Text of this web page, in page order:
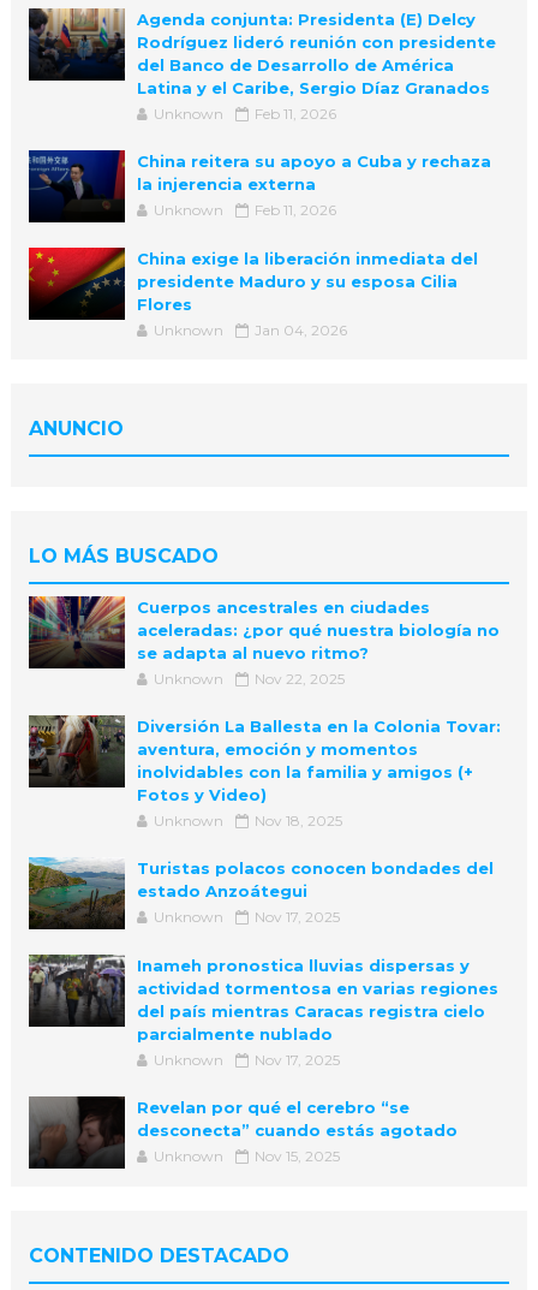
Agenda conjunta: Presidenta (E) Delcy
Rodríguez lideró reunión con presidente
del Banco de Desarrollo de América
Latina y el Caribe, Sergio Díaz Granados
Unknown Feb 11, 2026
China reitera su apoyo a Cuba y rechaza
la injerencia externa
Unknown Feb 11, 2026
China exige la liberación inmediata del
presidente Maduro y su esposa Cilia
Flores
Unknown Jan 04, 2026
ANUNCIO
LO MÁS BUSCADO
Cuerpos ancestrales en ciudades
aceleradas: ¿por qué nuestra biología no
se adapta al nuevo ritmo?
Unknown Nov 22, 2025
Diversión La Ballesta en la Colonia Tovar:
aventura, emoción y momentos
inolvidables con la familia y amigos (+
Fotos y Video)
Unknown Nov 18, 2025
Turistas polacos conocen bondades del
estado Anzoátegui
Unknown Nov 17, 2025
Inameh pronostica lluvias dispersas y
actividad tormentosa en varias regiones
del país mientras Caracas registra cielo
parcialmente nublado
Unknown Nov 17, 2025
Revelan por qué el cerebro “se
desconecta” cuando estás agotado
Unknown Nov 15, 2025
CONTENIDO DESTACADO